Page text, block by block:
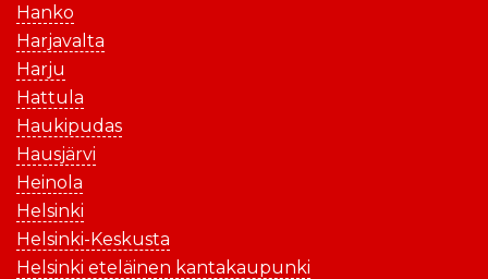
Hanko
Harjavalta
Harju
Hattula
Haukipudas
Hausjärvi
Heinola
Helsinki
Helsinki-Keskusta
Helsinki eteläinen kantakaupunki